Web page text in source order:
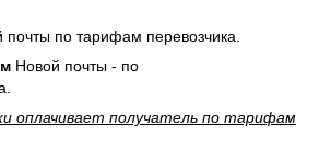
почты по тарифам перевозчика.
Новой почты - по
оплачивает получатель по тарифам